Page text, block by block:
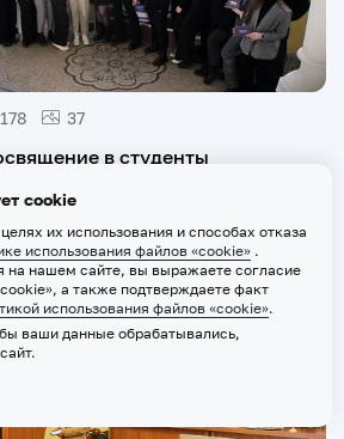
37
в студенты
cookie
их использования и способах отказа
использования файлов «cookie» .
на нашем сайте, вы выражаете согласие
а также подтверждаете факт
использования файлов «cookie».
ваши данные обрабатывались,